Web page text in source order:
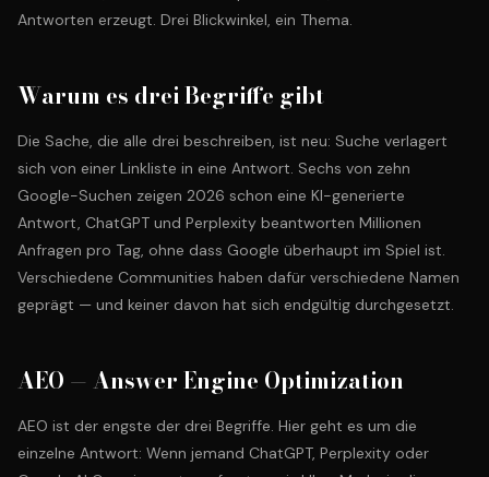
Antworten erzeugt. Drei Blickwinkel, ein Thema.
Warum es drei Begriffe gibt
Die Sache, die alle drei beschreiben, ist neu: Suche verlagert
sich von einer Linkliste in eine Antwort. Sechs von zehn
Google-Suchen zeigen 2026 schon eine KI-generierte
Antwort, ChatGPT und Perplexity beantworten Millionen
Anfragen pro Tag, ohne dass Google überhaupt im Spiel ist.
Verschiedene Communities haben dafür verschiedene Namen
geprägt — und keiner davon hat sich endgültig durchgesetzt.
AEO — Answer Engine Optimization
AEO ist der engste der drei Begriffe. Hier geht es um die
einzelne Antwort: Wenn jemand ChatGPT, Perplexity oder